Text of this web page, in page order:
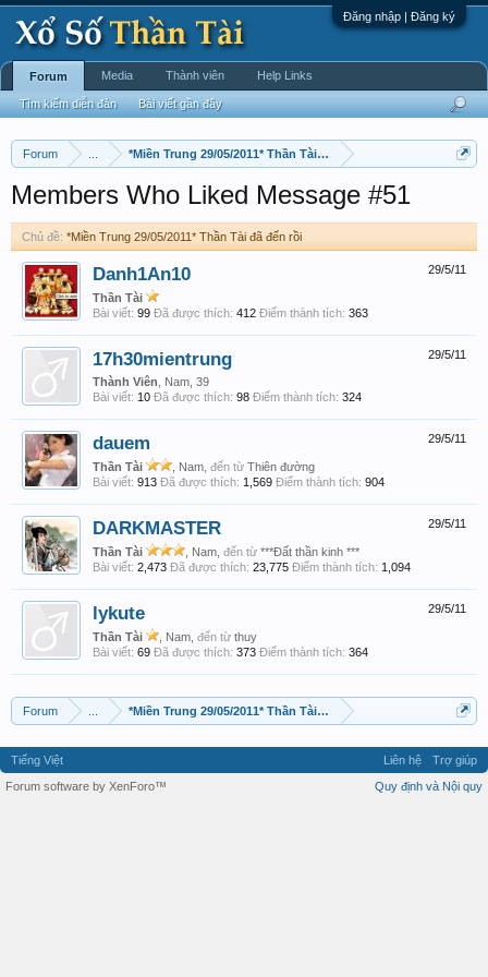
Đăng nhập | Đăng ký
Forum *Miền Trung 29/05/2011* Thần Tài đã đến rồi
Members Who Liked Message #51
Chủ đề: *Miền Trung 29/05/2011* Thần Tài đã đến rồi
29/5/11
Danh1An10
Thần Tài
Bài viết: 99 Đã được thích: 412 Điểm thành tích: 363
29/5/11
17h30mientrung
Thành Viên , Nam, 39
Bài viết: 10 Đã được thích: 98 Điểm thành tích: 324
29/5/11
dauem
Thần Tài , Nam, đến từ Thiên đường
Bài viết: 913 Đã được thích: 1,569 Điểm thành tích: 904
29/5/11
DARKMASTER
Thần Tài , Nam, đến từ ***Đất thần kinh ***
Bài viết: 2,473 Đã được thích: 23,775 Điểm thành tích: 1,094
29/5/11
lykute
Thần Tài , Nam, đến từ thuy
Bài viết: 69 Đã được thích: 373 Điểm thành tích: 364
Forum *Miền Trung 29/05/2011* Thần Tài đã đến rồi
Forum
Tìm kiếm diễn đàn Bài viết gần đây
Media Thành viên Help Links
Tiếng Việt Liên hệ
Trợ giúp
Quy định và Nội quy
Forum software by XenForo™